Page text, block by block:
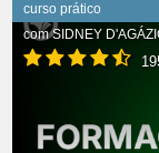
curso prático
comSIDNEY